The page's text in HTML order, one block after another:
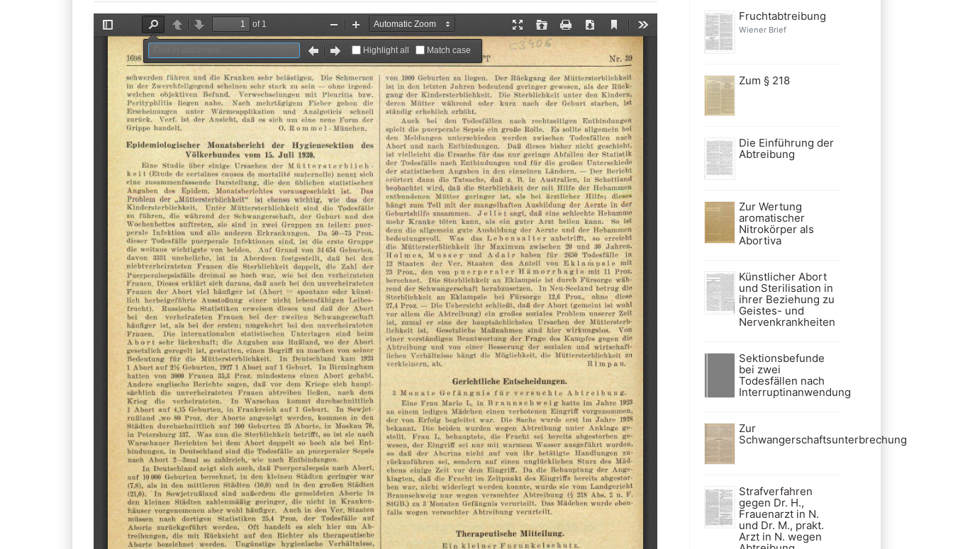
Fruchtabtreibung
Wiener Brief
Zum § 218
Die Einführung der
Abtreibung
Zur Wertung
aromatischer
Nitrokörper als
Abortiva
Künstlicher Abort
und Sterilisation in
ihrer Beziehung zu
Geistes- und
Nervenkrankheiten
Sektionsbefunde
bei zwei
Todesfällen nach
Interruptinanwendung
Zur
Schwangerschaftsunterbrechung
Strafverfahren
gegen Dr. H.,
Frauenarzt in N.
und Dr. M., prakt.
Arzt in N. wegen